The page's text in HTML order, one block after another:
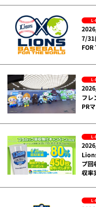
L-
7/
FOR
L-
フレ
PR
L-
プ回
収率
L-